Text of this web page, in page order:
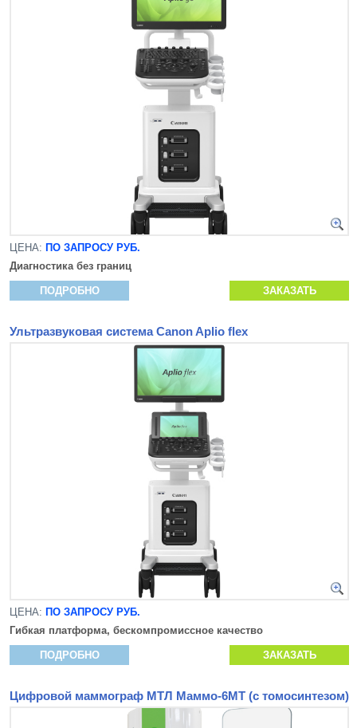
ЦЕНА: ПО ЗАПРОСУ РУБ.
Диагностика без границ
ПОДРОБНО ЗАКАЗАТЬ
Ультразвуковая система Canon Aplio flex
ЦЕНА: ПО ЗАПРОСУ РУБ.
Гибкая платформа, бескомпромиссное качество
ПОДРОБНО ЗАКАЗАТЬ
Цифровой маммограф МТЛ Маммо-6МТ (с томосинтезом)